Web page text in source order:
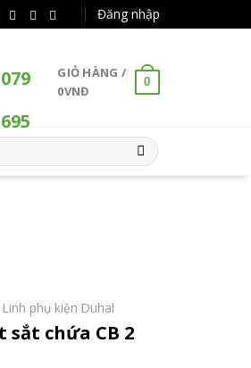
Đăng nhập
GIỎ HÀNG /
0VNĐ
0
Linh phụ kiện Duhal
chứa CB 2